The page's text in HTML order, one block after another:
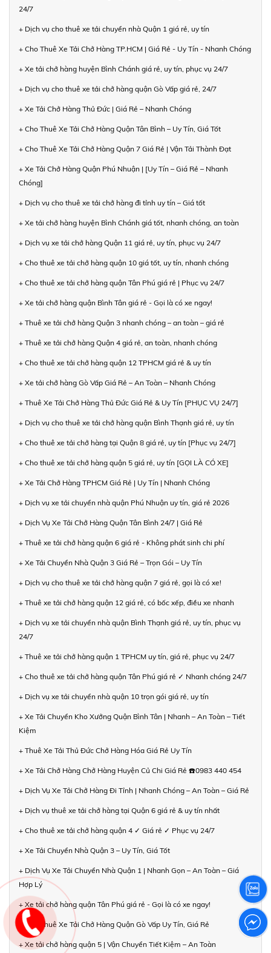
24/7
+ Dịch vụ cho thuê xe tải chuyển nhà Quận 1 giá rẻ, uy tín
+ Cho Thuê Xe Tải Chở Hàng TP.HCM | Giá Rẻ - Uy Tín - Nhanh Chóng
+ Xe tải chở hàng huyện Bình Chánh giá rẻ, uy tín, phục vụ 24/7
+ Dịch vụ cho thuê xe tải chở hàng quận Gò Vấp giá rẻ, 24/7
+ Xe Tải Chở Hàng Thủ Đức | Giá Rẻ – Nhanh Chóng
+ Cho Thuê Xe Tải Chở Hàng Quận Tân Bình – Uy Tín, Giá Tốt
+ Cho Thuê Xe Tải Chở Hàng Quận 7 Giá Rẻ | Vận Tải Thành Đạt
+ Xe Tải Chở Hàng Quận Phú Nhuận | [Uy Tín – Giá Rẻ – Nhanh
Chóng]
+ Dịch vụ cho thuê xe tải chở hàng đi tỉnh uy tín – Giá tốt
+ Xe tải chở hàng huyện Bình Chánh giá tốt, nhanh chóng, an toàn
+ Dịch vụ xe tải chở hàng Quận 11 giá rẻ, uy tín, phục vụ 24/7
+ Cho thuê xe tải chở hàng quận 10 giá tốt, uy tín, nhanh chóng
+ Cho thuê xe tải chở hàng quận Tân Phú giá rẻ | Phục vụ 24/7
+ Xe tải chở hàng quận Bình Tân giá rẻ - Gọi là có xe ngay!
+ Thuê xe tải chở hàng Quận 3 nhanh chóng – an toàn – giá rẻ
+ Thuê xe tải chở hàng Quận 4 giá rẻ, an toàn, nhanh chóng
+ Cho thuê xe tải chở hàng quận 12 TPHCM giá rẻ & uy tín
+ Xe tải chở hàng Gò Vấp Giá Rẻ – An Toàn – Nhanh Chóng
+ Thuê Xe Tải Chở Hàng Thủ Đức Giá Rẻ & Uy Tín [PHỤC VỤ 24/7]
+ Dịch vụ cho thuê xe tải chở hàng quận Bình Thạnh giá rẻ, uy tín
+ Cho thuê xe tải chở hàng tại Quận 8 giá rẻ, uy tín [Phục vụ 24/7]
+ Cho thuê xe tải chở hàng quận 5 giá rẻ, uy tín [GỌI LÀ CÓ XE]
+ Xe Tải Chở Hàng TPHCM Giá Rẻ | Uy Tín | Nhanh Chóng
+ Dịch vụ xe tải chuyển nhà quận Phú Nhuận uy tín, giá rẻ 2026
+ Dịch Vụ Xe Tải Chở Hàng Quận Tân Bình 24/7 | Giá Rẻ
+ Thuê xe tải chở hàng quận 6 giá rẻ - Không phát sinh chi phí
+ Xe Tải Chuyển Nhà Quận 3 Giá Rẻ – Trọn Gói – Uy Tín
+ Dịch vụ cho thuê xe tải chở hàng quận 7 giá rẻ, gọi là có xe!
+ Thuê xe tải chở hàng quận 12 giá rẻ, có bốc xếp, điều xe nhanh
+ Dịch vụ xe tải chuyển nhà quận Bình Thạnh giá rẻ, uy tín, phục vụ
24/7
+ Thuê xe tải chở hàng quận 1 TPHCM uy tín, giá rẻ, phục vụ 24/7
+ Cho thuê xe tải chở hàng quận Tân Phú giá rẻ ✓ Nhanh chóng 24/7
+ Dịch vụ xe tải chuyển nhà quận 10 trọn gói giá rẻ, uy tín
+ Xe Tải Chuyển Kho Xưởng Quận Bình Tân | Nhanh – An Toàn – Tiết
Kiệm
+ Thuê Xe Tải Thủ Đức Chở Hàng Hóa Giá Rẻ Uy Tín
+ Xe Tải Chở Hàng Chở Hàng Huyện Củ Chi Giá Rẻ ☎️0983 440 454
+ Dịch Vụ Xe Tải Chở Hàng Đi Tỉnh | Nhanh Chóng – An Toàn – Giá Rẻ
+ Dịch vụ thuê xe tải chở hàng tại Quận 6 giá rẻ & uy tín nhất
+ Cho thuê xe tải chở hàng quận 4 ✓ Giá rẻ ✓ Phục vụ 24/7
+ Xe Tải Chuyển Nhà Quận 3 – Uy Tín, Giá Tốt
+ Dịch Vụ Xe Tải Chuyển Nhà Quận 1 | Nhanh Gọn – An Toàn – Giá
Hợp Lý
+ Xe tải chở hàng quận Tân Phú giá rẻ - Gọi là có xe ngay!
+ Cho Thuê Xe Tải Chở Hàng Quận Gò Vấp Uy Tín, Giá Rẻ
+ Xe tải chở hàng quận 5 | Vận Chuyển Tiết Kiệm – An Toàn